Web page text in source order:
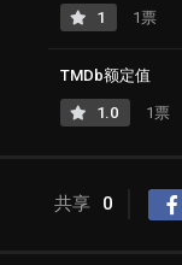
1 1票
TMDb额定值
1.0 1票
共享 0